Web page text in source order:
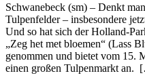
Schwanebeck (sm) – Denkt
Tulpenfelder – insbesondere
Und so hat sich der Holland-
„Zeg het met bloemen“ (Lass
genommen und bietet vom 15.
einen großen Tulpenmarkt an.